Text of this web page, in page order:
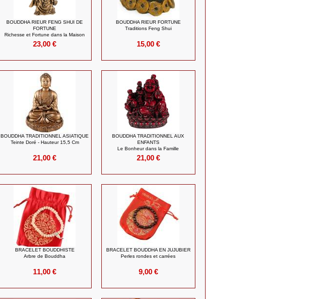
BOUDDHA RIEUR FENG SHUI DE
FORTUNE
Richesse et Fortune dans la Maison
23,00 €
BOUDDHA RIEUR FORTUNE
Traditions Feng Shui
15,00 €
BOUDDHA TRADITIONNEL ASIATIQUE
Teinte Doré - Hauteur 15,5 Cm
21,00 €
BOUDDHA TRADITIONNEL AUX
ENFANTS
Le Bonheur dans la Famille
21,00 €
BRACELET BOUDDHISTE
Arbre de Bouddha
11,00 €
BRACELET BOUDDHA EN JUJUBIER
Perles rondes et carrées
9,00 €